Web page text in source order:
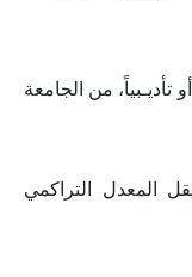
تأديـبياً، من الجامعة
المعدل التراكمي